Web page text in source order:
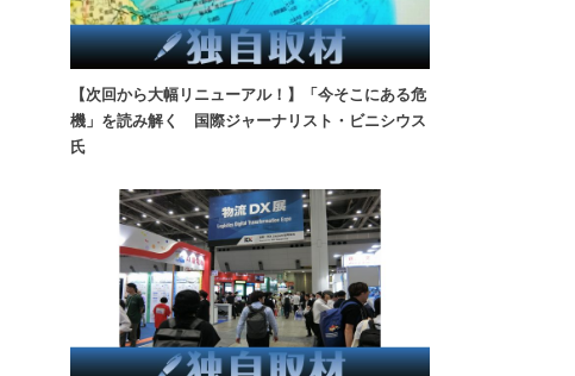
【次回から大幅リニューアル！】「今そこにある危
機」を読み解く 国際ジャーナリスト・ビニシウス
氏